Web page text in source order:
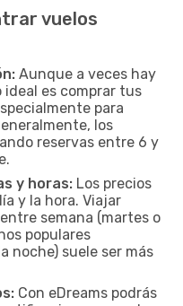
vuelos
Aunque a veces hay
es comprar tus
para
los
reservas entre 6 y
y horas: Los precios
y la hora. Viajar
semana (martes o
populares
noche) suele ser más
Con eDreams podrás